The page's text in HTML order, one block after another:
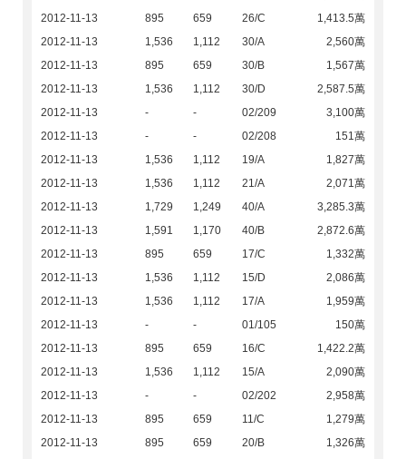
2012-11-13
895 659 26/C
1,413.5萬
2012-11-13
1,536 1,112 30/A
2,560萬
2012-11-13
895 659 30/B
1,567萬
2012-11-13
1,536 1,112 30/D
2,587.5萬
2012-11-13
- - 02/209
3,100萬
2012-11-13
- - 02/208
151萬
2012-11-13
1,536 1,112 19/A
1,827萬
2012-11-13
1,536 1,112 21/A
2,071萬
2012-11-13
1,729 1,249 40/A
3,285.3萬
2012-11-13
1,591 1,170 40/B
2,872.6萬
2012-11-13
895 659 17/C
1,332萬
2012-11-13
1,536 1,112 15/D
2,086萬
2012-11-13
1,536 1,112 17/A
1,959萬
2012-11-13
- - 01/105
150萬
2012-11-13
895 659 16/C
1,422.2萬
2012-11-13
1,536 1,112 15/A
2,090萬
2012-11-13
- - 02/202
2,958萬
2012-11-13
895 659 11/C
1,279萬
2012-11-13
895 659 20/B
1,326萬